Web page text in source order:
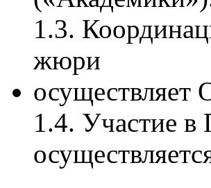
1.3.
жюри
осуществляет
1.4. Участие